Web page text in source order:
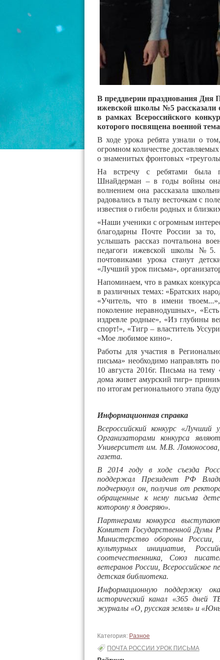
В преддверии празднования Дня
ижевской школы №5 рассказали
в рамках Всероссийского
которого посвящена военной
В ходе урока ребята узнали о
огромном количестве
о знаменитых фронтовых
На встречу с ребятами была
Шнайдерман – в годы войны она
волнением она рассказала
радовались в тылу весточкам с
известия о гибели родных и
«Наши ученики с огромным
благодарны Почте России за
услышать рассказ почтальона
педагоги ижевской школы №5.
почтовиками урока станут
«Лучший урок письма»,
Напоминаем, что в рамках
в различных темах: «Братских
«Учитель, что в имени
поколение неравнодушных»,
издревле родные», «Из глубины
спорт!», «Тигр – властитель
«Мое любимое кино».
Работы для участия в
письма» необходимо направлять
10 августа 2016г. Письма на
дома живет амурский тигр»
по итогам регионального этапа
Информационная справка
Всероссийский конкурс
Организаторами конкурса
Университет им. М.В. Ломоносова,
газета.
В 2014 году в ходе съезда
поддержал Президент РФ
подчеркнул он, получив от
обращенные к нему письма
которому я доверяю».
Партнерами конкурса
Комитет Государственной Думы
Министерство обороны России,
культурных инициатив,
соотечественника, Союз
ветеранов России, Всероссийское
детская библиотека.
Информационную поддержку
исторический канал «365 дней
журналы «О, русская земля» и
Категория: Разное
ПОЧТА РОССИИ УРОК ПИСЬМА